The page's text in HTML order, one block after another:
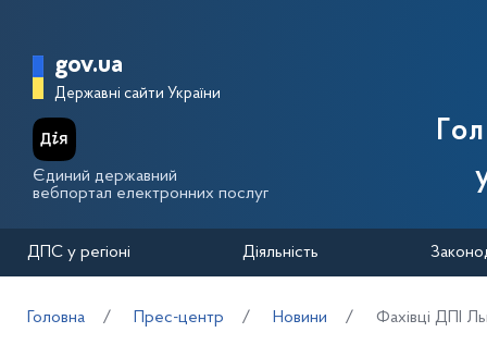
Головна сторінка Державної
gov.ua
Державні сайти України
Єдиний державний
вебпортал електронних послуг
ДПС у регіоні Діяльність
Головна Прес-центр Новини Фахівці ДПІ